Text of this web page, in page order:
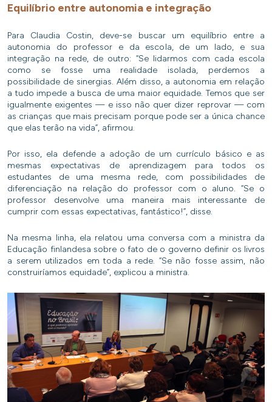
Equilíbrio entre autonomia e integração
Para Claudia Costin, deve-se buscar um equilíbrio entre a
autonomia do professor e da escola, de um lado, e sua
integração na rede, de outro: “Se lidarmos com cada escola
como se fosse uma realidade isolada, perdemos a
possibilidade de sinergias. Além disso, a autonomia em relação
a tudo impede a busca de uma maior equidade. Temos que ser
igualmente exigentes — e isso não quer dizer reprovar — com
as crianças que mais precisam porque pode ser a única chance
que elas terão na vida”, afirmou.
Por isso, ela defende a adoção de um currículo básico e as
mesmas expectativas de aprendizagem para todos os
estudantes de uma mesma rede, com possibilidades de
diferenciação na relação do professor com o aluno. “Se o
professor desenvolve uma maneira mais interessante de
cumprir com essas expectativas, fantástico!”, disse.
Na mesma linha, ela relatou uma conversa com a ministra da
Educação finlandesa sobre o fato de o governo definir os livros
a serem utilizados em toda a rede. “Se não fosse assim, não
construiríamos equidade”, explicou a ministra.